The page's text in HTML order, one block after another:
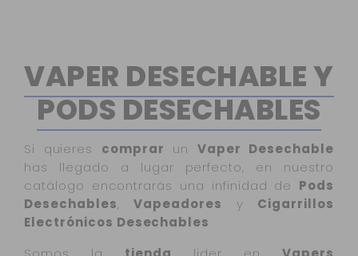
VAPER DESECHABLE Y
PODS DESECHABLES
Si quieres comprar un Vaper Desechable
has llegado a lugar perfecto, en nuestro
catálogo encontrarás una infinidad de Pods
Desechables,Vapeadores y Cigarrillos
Electrónicos Desechables